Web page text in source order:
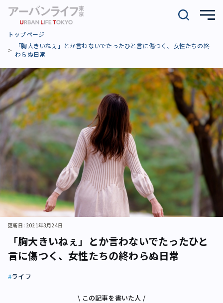
トップページ
「胸大きいねぇ」とか言わないで――たったひと言に傷つく、女性たちの終
わらぬ日常
「胸大きいねぇ」とか言わないで――たったひと
言に傷つく、女性たちの終わらぬ日常
更新日: 2021年3月24日
ライフ
\ この記事を書いた人 /